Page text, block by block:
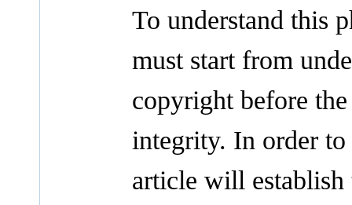
To understand this
must start from
copyright before
integrity. In order to
article will establish